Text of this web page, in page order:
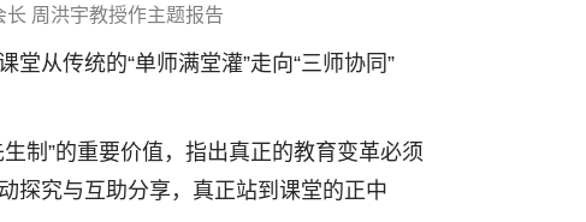
周洪宇教授作主题报告
从传统的“单师满堂灌”走向“三师协同”
制”的重要价值，指出真正的教育变革必须
探究与互助分享，真正站到课堂的正中